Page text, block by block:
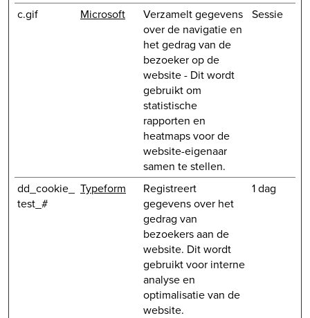
c.gif Microsoft
Verzamelt gegevens
over de navigatie en
het gedrag van de
bezoeker op de
website - Dit wordt
gebruikt om
statistische
rapporten en
heatmaps voor de
website-eigenaar
samen te stellen.
Sessie
dd_cookie_
test_#
Typeform
Registreert
gegevens over het
gedrag van
bezoekers aan de
website. Dit wordt
gebruikt voor interne
analyse en
optimalisatie van de
website.
1 dag